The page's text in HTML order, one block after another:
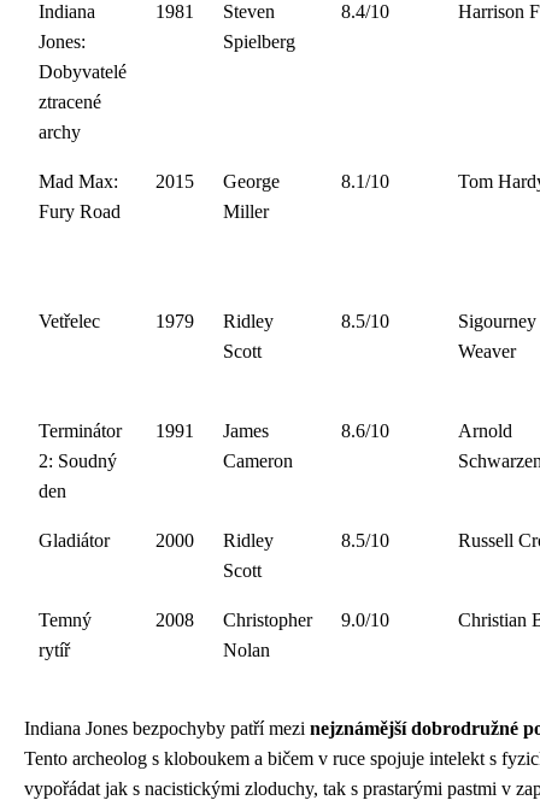
Indiana
Jones:
Dobyvatelé
ztracené
archy
1981
Steven
Spielberg
8.4/10 Harrison
Mad Max:
Fury Road
2015
George
Miller
8.1/10 Tom
Vetřelec 1979
Ridley
Scott
8.5/10
Sigourney
Weaver
Terminátor
2: Soudný
den
1991
James
Cameron
8.6/10
Arnold
Gladiátor 2000
Ridley
Scott
8.5/10 Russell
Temný
rytíř
2008
Christopher
Nolan
9.0/10 Christian
Indiana Jones bezpochyby patří mezi nejznámější dobrodružné
Tento archeolog s kloboukem a bičem v ruce spojuje intelekt s
vypořádat jak s nacistickými zloduchy, tak s prastarými pastmi v